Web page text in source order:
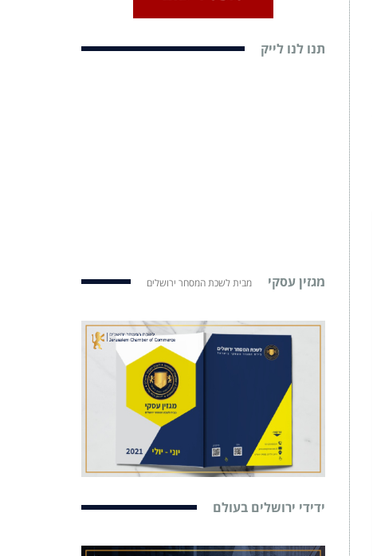
תנו לנו לייק
מגזין עסקי מבית לשכת המסחר ירושלים
ידידי ירושלים בעולם